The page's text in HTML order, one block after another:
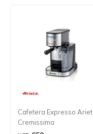
Cafetera Expresso
Cremissima